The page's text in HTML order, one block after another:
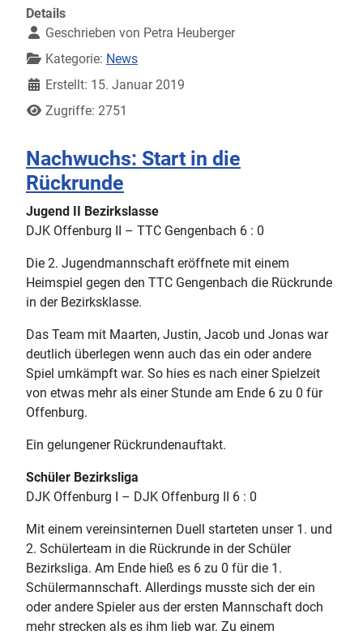
Details
Geschrieben von Petra Heuberger
Kategorie: News
Erstellt: 15. Januar 2019
Zugriffe: 2751
Nachwuchs: Start in die
Rückrunde
Jugend II Bezirkslasse
DJK Offenburg II – TTC Gengenbach 6 : 0
Die 2. Jugendmannschaft eröffnete mit einem
Heimspiel gegen den TTC Gengenbach die Rückrunde
in der Bezirksklasse.
Das Team mit Maarten, Justin, Jacob und Jonas war
deutlich überlegen wenn auch das ein oder andere
Spiel umkämpft war. So hies es nach einer Spielzeit
von etwas mehr als einer Stunde am Ende 6 zu 0 für
Offenburg.
Ein gelungener Rückrundenauftakt.
Schüler Bezirksliga
DJK Offenburg I – DJK Offenburg II 6 : 0
Mit einem vereinsinternen Duell starteten unser 1. und
2. Schülerteam in die Rückrunde in der Schüler
Bezirksliga. Am Ende hieß es 6 zu 0 für die 1.
Schülermannschaft. Allerdings musste sich der ein
oder andere Spieler aus der ersten Mannschaft doch
mehr strecken als es ihm lieb war. Zu einem